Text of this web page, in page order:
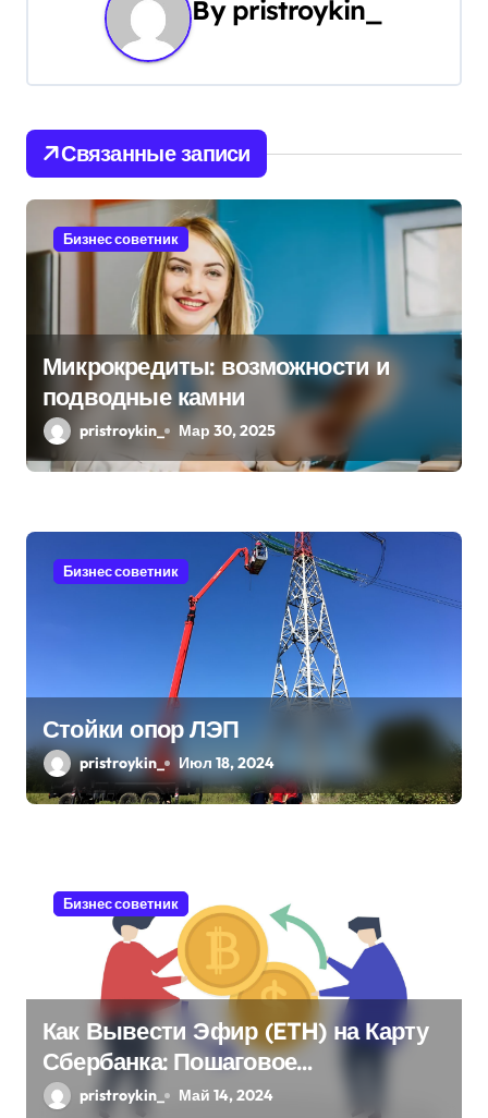
а
и
я
п
п
и
By pristroykin_
Связанные записи
Бизнес советник
Микрокредиты: возможности и
подводные камни
pristroykin_ Мар 30, 2025
Бизнес советник
Стойки опор ЛЭП
pristroykin_ Июл 18, 2024
Бизнес советник
Как Вывести Эфир (ETH) на Карту
Сбербанка: Пошаговое
Руководство
pristroykin_ Май 14, 2024